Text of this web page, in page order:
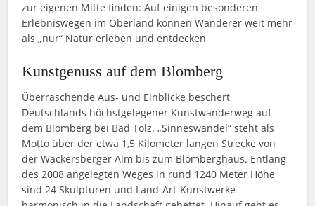
zur eigenen Mitte finden: Auf einigen besonderen
Erlebniswegen im Oberland können Wanderer weit mehr
als „nur“ Natur erleben und entdecken
Kunstgenuss auf dem Blomberg
Überraschende Aus- und Einblicke beschert
Deutschlands höchstgelegener Kunstwanderweg auf
dem Blomberg bei Bad Tölz. „Sinneswandel“ steht als
Motto über der etwa 1,5 Kilometer langen Strecke von
der Wackersberger Alm bis zum Blomberghaus. Entlang
des 2008 angelegten Weges in rund 1240 Meter Höhe
sind 24 Skulpturen und Land-Art-Kunstwerke